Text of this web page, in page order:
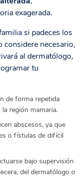
exagerada.
si padeces los
considere necesario,
al dermatólogo,
tu
de forma repetida
región mamaria.
abscesos, ya que
o fístulas de difícil
bajo supervisión
del dermatólogo o